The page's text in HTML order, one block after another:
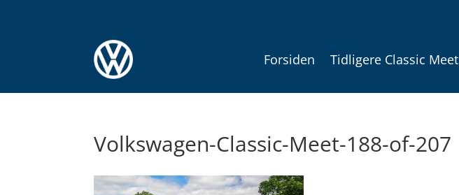
Forsiden Tidligere Classic Meet
Volkswagen-Classic-Meet-188-of-207